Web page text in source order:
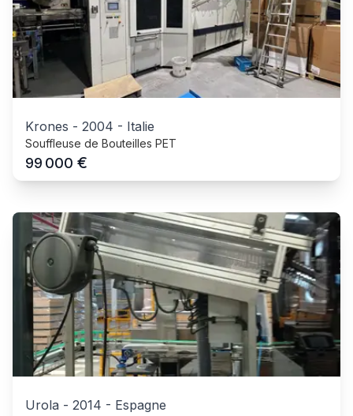
Krones - 2004 - Italie
Souffleuse de Bouteilles PET
99 000 €
Urola - 2014 - Espagne